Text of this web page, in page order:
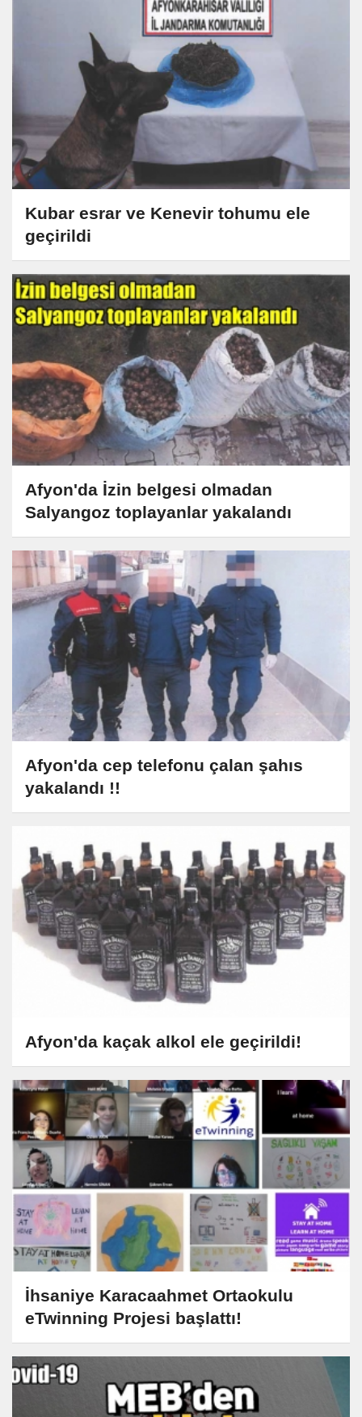
Kubar esrar ve Kenevir tohumu ele
geçirildi
Afyon'da İzin belgesi olmadan
Salyangoz toplayanlar yakalandı
Afyon'da cep telefonu çalan şahıs
yakalandı !!
Afyon'da kaçak alkol ele geçirildi!
İhsaniye Karacaahmet Ortaokulu
eTwinning Projesi başlattı!